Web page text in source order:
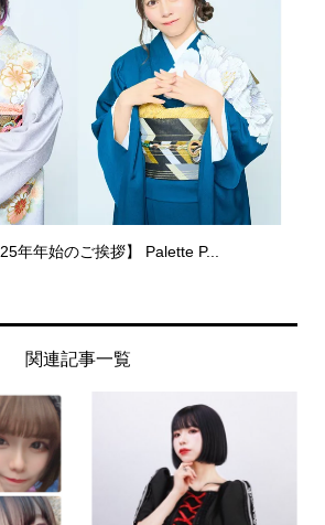
年年始のご挨拶】 Palette P...
関連記事一覧